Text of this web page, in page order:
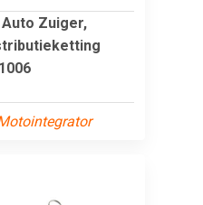
Zuiger,